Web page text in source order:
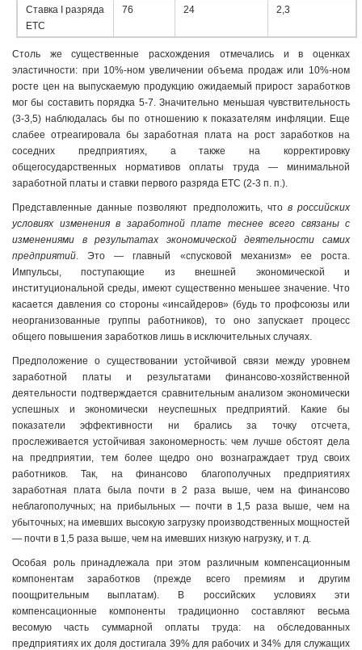
Ставка I разряда
ЕТС
76 24 2,3
Столь же существенные расхождения отмечались и в оценках
эластичности: при 10%-ном увеличении объема продаж или 10%-ном
росте цен на выпускаемую продукцию ожидаемый прирост заработков
мог бы составить порядка 5-7. Значительно меньшая чувствительность
(3-3,5) наблюдалась бы по отношению к показателям инфляции. Еще
слабее отреагировала бы заработная плата на рост заработков на
соседних предприятиях, а также на корректировку
общегосударственных нормативов оплаты труда — минимальной
заработной платы и ставки первого разряда ЕТС (2-3 п. п.).
Представленные данные позволяют предположить, что в российских
условиях изменения в заработной плате теснее всего связаны с
изменениями в результатах экономической деятельности самих
предприятий. Это — главный «спусковой механизм» ее роста.
Импульсы, поступающие из внешней экономической и
институциональной среды, имеют существенно меньшее значение. Что
касается давления со стороны «инсайдеров» (будь то профсоюзы или
неорганизованные группы работников), то оно запускает процесс
общего повышения заработков лишь в исключительных случаях.
Предположение о существовании устойчивой связи между уровнем
заработной платы и результатами финансово-хозяйственной
деятельности подтверждается сравнительным анализом экономически
успешных и экономически неуспешных предприятий. Какие бы
показатели эффективности ни брались за точку отсчета,
прослеживается устойчивая закономерность: чем лучше обстоят дела
на предприятии, тем более щедро оно вознаграждает труд своих
работников. Так, на финансово благополучных предприятиях
заработная плата была почти в 2 раза выше, чем на финансово
неблагополучных; на прибыльных — почти в 1,5 раза выше, чем на
убыточных; на имевших высокую загрузку производственных мощностей
— почти в 1,5 раза выше, чем на имевших низкую нагрузку, и т. д.
Особая роль принадлежала при этом различным компенсационным
компонентам заработков (прежде всего премиям и другим
поощрительным выплатам). В российских условиях эти
компенсационные компоненты традиционно составляют весьма
весомую часть суммарной оплаты труда: на обследованных
предприятиях их доля достигала 39% для рабочих и 34% для служащих